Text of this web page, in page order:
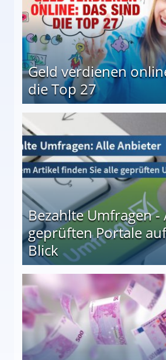
Geld verdienen
die Top 27
Bezahlte Umfragen -
geprüften Portale
Blick
auf einen Blick